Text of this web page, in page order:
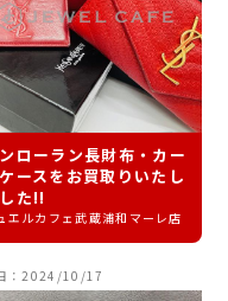
ローラン長財布・カー
ースをお買取りいたし
た!!
エルカフェ武蔵浦和マーレ店
：2024/10/17